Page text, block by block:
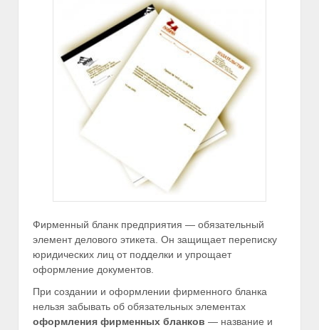
Фирменный бланк предприятия — обязательный
элемент делового этикета. Он защищает переписку
юридических лиц от подделки и упрощает
оформление документов.
При создании и оформлении фирменного бланка
нельзя забывать об обязательных элементах
оформления фирменных бланков — название и